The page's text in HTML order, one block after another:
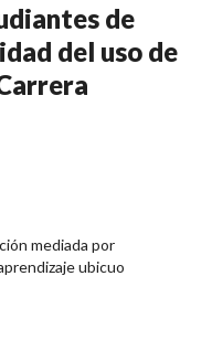
de
del uso de
mediada por
ubicuo